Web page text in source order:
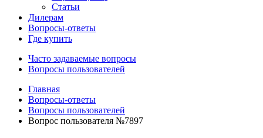
Статьи
Дилерам
Вопросы-ответы
Где купить
Часто задаваемые вопросы
Вопросы пользователей
Главная
Вопросы-ответы
Вопросы пользователей
Вопрос пользователя №7897